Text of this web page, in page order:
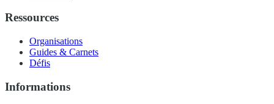
Ressources
Organisations
Guides & Carnets
Défis
Informations